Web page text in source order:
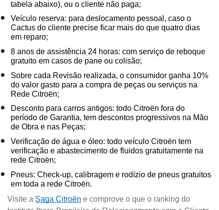
tabela abaixo), ou o cliente não paga;
Veículo reserva: para deslocamento pessoal, caso o
Cactus do cliente precise ficar mais do que quatro dias
em reparo;
8 anos de assistência 24 horas: com serviço de reboque
gratuito em casos de pane ou colisão;
Sobre cada Revisão realizada, o consumidor ganha 10%
do valor gasto para a compra de peças ou serviços na
Rede Citroën;
Desconto para carros antigos: todo Citroën fora do
período de Garantia, tem descontos progressivos na Mão
de Obra e nas Peças;
Verificação de água e óleo: todo veículo Citroën tem
verificação e abastecimento de fluidos gratuitamente na
rede Citroën;
Pneus: Check-up, calibragem e rodízio de pneus gratuitos
em toda a rede Citroën.
Visite a Saga Citroën e comprove o que o ranking do